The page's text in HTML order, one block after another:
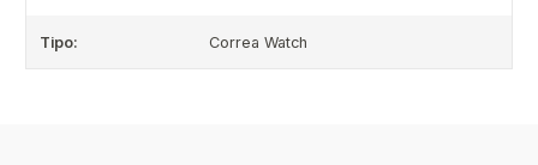
Tipo: Correa Watch